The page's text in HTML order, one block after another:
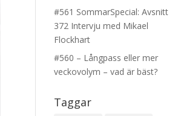
#561 SommarSpecial: Avsnitt
372 Intervju med Mikael
Flockhart
#560 – Långpass eller mer
veckovolym – vad är bäst?
Taggar